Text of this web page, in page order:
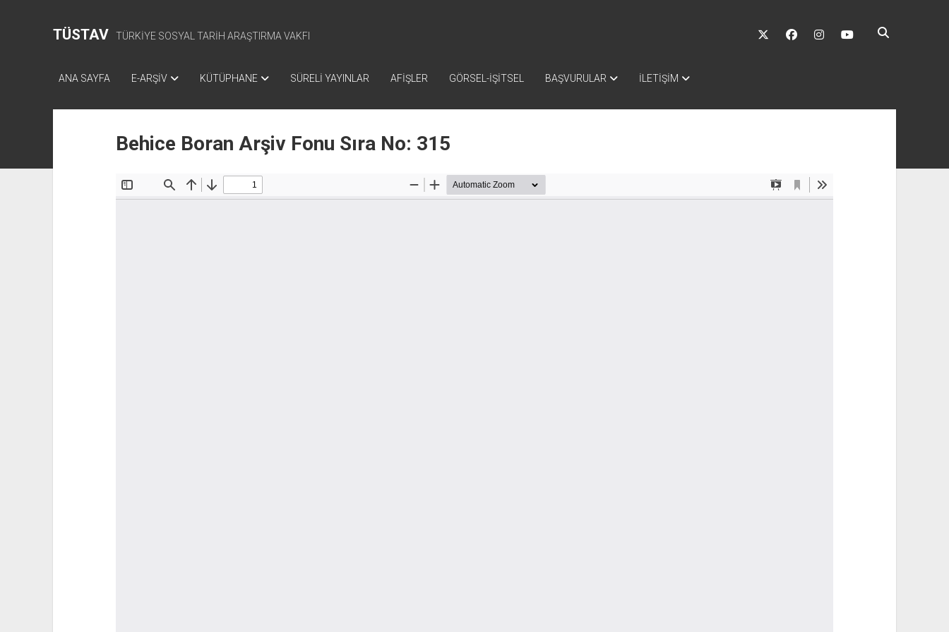
TÜSTAV TÜRKİYE SOSYAL TARİH ARAŞTIRMA VAKFI
twitter facebookinstagramyoutube
ANA SAYFA E-ARŞİV KÜTÜPHANE SÜRELİ YAYINLAR AFİŞLER GÖRSEL-İŞİTSEL BAŞVURULAR İLETİŞİM
Behice Boran Arşiv Fonu Sıra No: 315